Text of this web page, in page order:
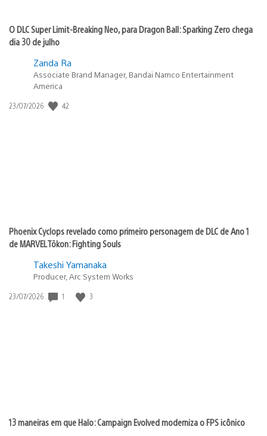
O DLC Super Limit-Breaking Neo, para Dragon Ball: Sparking Zero chega
dia 30 de julho
Zanda Ra
Associate Brand Manager, Bandai Namco Entertainment
America
Data
23/07/2026 42
Phoenix Cyclops revelado como primeiro personagem de DLC de Ano 1
de MARVEL Tōkon: Fighting Souls
Takeshi Yamanaka
Producer, Arc System Works
Data
23/07/2026 1 3
13 maneiras em que Halo: Campaign Evolved moderniza o FPS icônico